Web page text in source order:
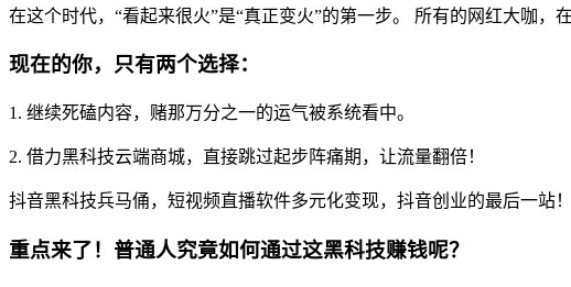
在这个时代，“看起来很火”是“真正变火”的第一步。 所有的网红大咖，
现在的你，只有两个选择：
1. 继续死磕内容，赌那万分之一的运气被系统看中。
2. 借力黑科技云端商城，直接跳过起步阵痛期，让流量翻倍！
抖音黑科技兵马俑，短视频直播软件多元化变现，抖音创业的最后一站！
重点来了！普通人究竟如何通过这黑科技赚钱呢？